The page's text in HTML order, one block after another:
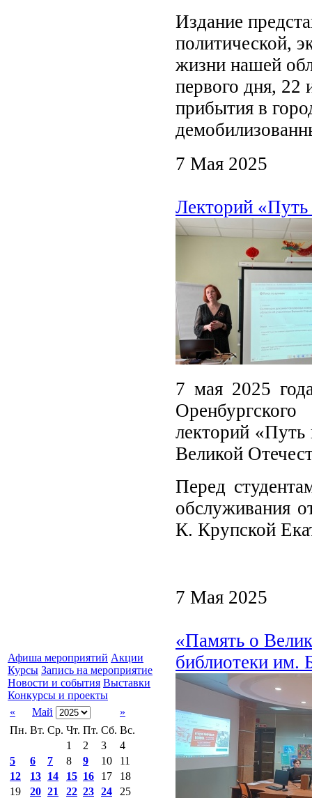
Афиша мероприятий Акции
Курсы Запись на мероприятие
Новости и события Выставки
Конкурсы и проекты
«
Май
»
Пн. Вт. Ср. Чт. Пт. Сб. Вс.
1
2 3
4
5
6 7 8 9 10
11
12
13 14 15 16 17
18
19
20 21 22 23 24
25
Издание
политической,
жизни нашей
первого дня, 22
прибытия в
7 Мая 2025
Лекторий
7 мая 2025
лекторий
Великой
Перед
обслуживания
К. Крупской
7 Мая 2025
«Память о
библиотеки им.